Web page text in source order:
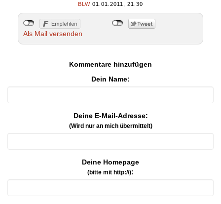
BLW 01.01.2011, 21.30
Als Mail versenden
Kommentare hinzufügen
Dein Name:
Deine E-Mail-Adresse:
(Wird nur an mich übermittelt)
Deine Homepage
(bitte mit http://):